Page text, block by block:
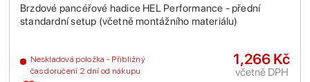
Brzdové pancéřové hadice HEL Performance - přední
standardní setup (včetně montážního materiálu)
Neskladová položka - Přibližný
čas doručení 2 dní od nákupu
1,266 Kč
včetně DPH